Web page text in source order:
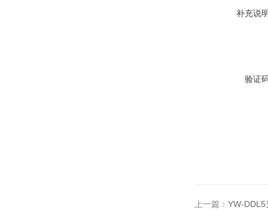
补充说
验证
上一篇： YW-DDL5